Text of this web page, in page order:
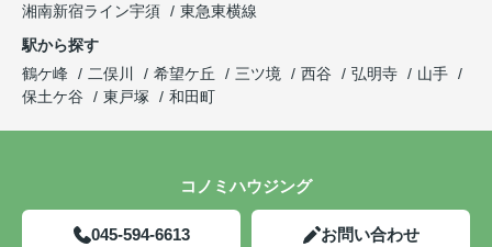
湘南新宿ライン宇須
東急東横線
駅から探す
鶴ケ峰
二俣川 希望ケ丘 三ツ境 西谷 弘明寺
山手
保土ケ谷
東戸塚 和田町
コノミハウジング
045-594-6613 お問い合わせ